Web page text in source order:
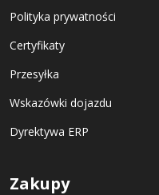
Polityka prywatności
Certyfikaty
Przesyłka
Wskazówki dojazdu
Dyrektywa ERP
Zakupy